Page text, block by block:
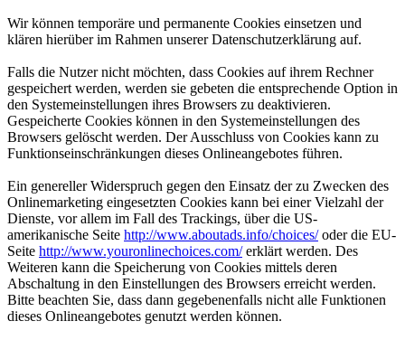
Wir können temporäre und permanente Cookies einsetzen und
klären hierüber im Rahmen unserer Datenschutzerklärung auf.
Falls die Nutzer nicht möchten, dass Cookies auf ihrem Rechner
gespeichert werden, werden sie gebeten die entsprechende Option in
den Systemeinstellungen ihres Browsers zu deaktivieren.
Gespeicherte Cookies können in den Systemeinstellungen des
Browsers gelöscht werden. Der Ausschluss von Cookies kann zu
Funktionseinschränkungen dieses Onlineangebotes führen.
Ein genereller Widerspruch gegen den Einsatz der zu Zwecken des
Onlinemarketing eingesetzten Cookies kann bei einer Vielzahl der
Dienste, vor allem im Fall des Trackings, über die US-
amerikanische Seite http://www.aboutads.info/choices/oder die EU-
Seite http://www.youronlinechoices.com/erklärt werden. Des
Weiteren kann die Speicherung von Cookies mittels deren
Abschaltung in den Einstellungen des Browsers erreicht werden.
Bitte beachten Sie, dass dann gegebenenfalls nicht alle Funktionen
dieses Onlineangebotes genutzt werden können.